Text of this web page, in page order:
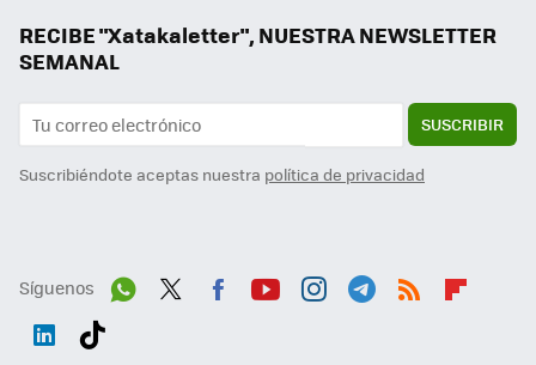
RECIBE "Xatakaletter", NUESTRA NEWSLETTER
SEMANAL
SUSCRIBIR
Suscribiéndote aceptas nuestra política de privacidad
Síguenos